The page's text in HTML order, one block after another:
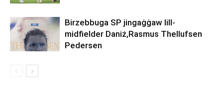
Birzebbuga SP jingaġġaw lill-
midfielder Daniż,Rasmus Thellufsen
Pedersen